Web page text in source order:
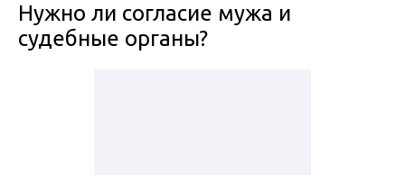
Нужно ли согласие мужа и
судебные органы?